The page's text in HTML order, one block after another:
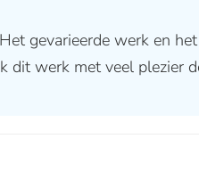
gevarieerde werk en
dit werk met veel plezier